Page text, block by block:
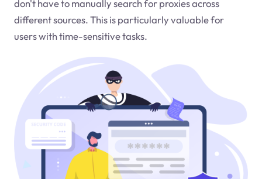
don't have to manually search for proxies across
different sources. This is particularly valuable for
users with time-sensitive tasks.